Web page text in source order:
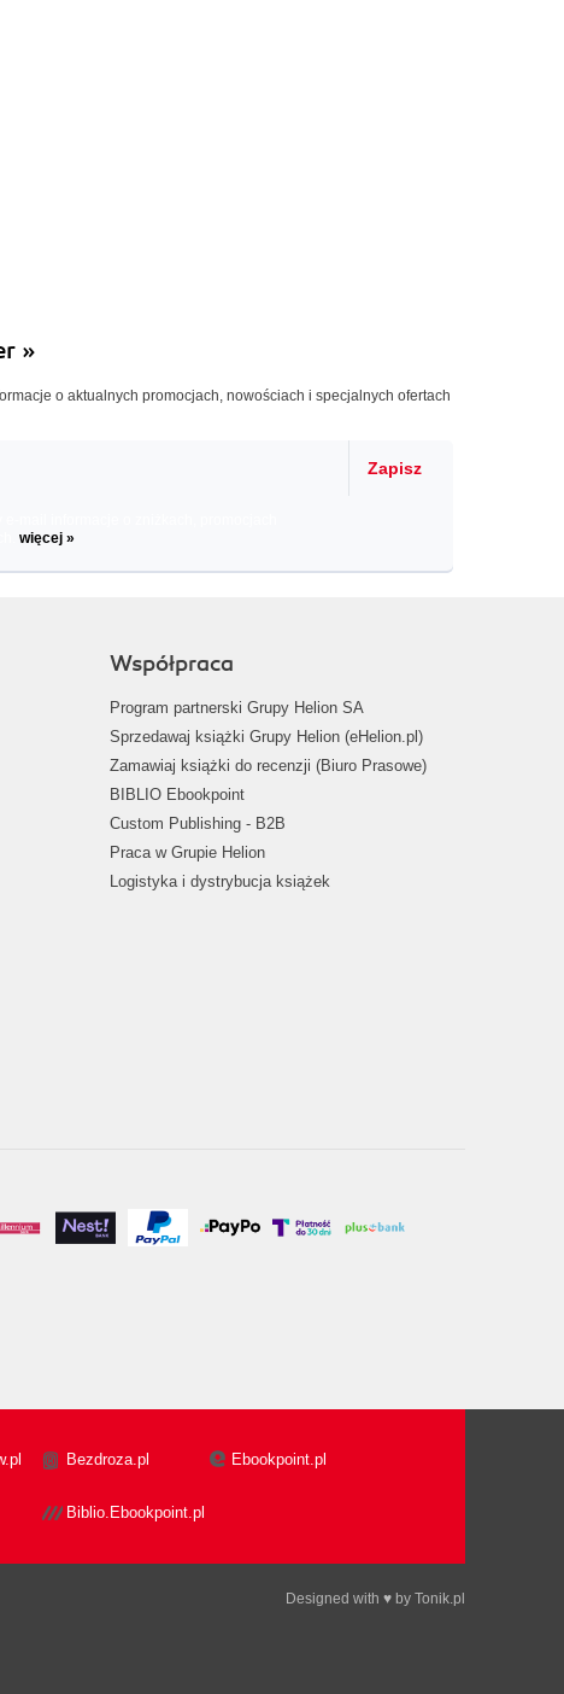
»
o aktualnych promocjach, nowościach i specjalnych ofertach
Zapisz
więcej »
Współpraca
Program partnerski Grupy Helion SA
Sprzedawaj książki Grupy Helion (eHelion.pl)
Zamawiaj książki do recenzji (Biuro Prasowe)
BIBLIO Ebookpoint
Custom Publishing - B2B
Praca w Grupie Helion
Logistyka i dystrybucja książek
Bezdroza.pl Ebookpoint.pl
Biblio.Ebookpoint.pl
Designed with ♥ by Tonik.pl